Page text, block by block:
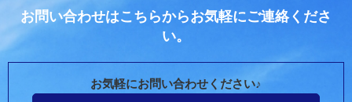
お問い合わせはこちらからお気軽にご連絡くださ
い。
お気軽にお問い合わせください♪